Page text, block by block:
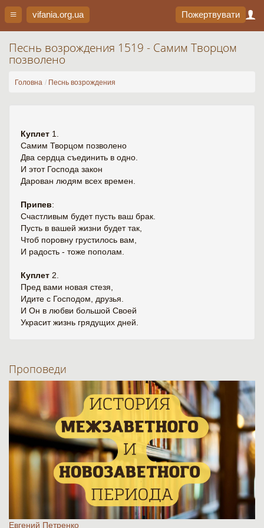
vifania.org.ua Пожертвувати
Песнь возрождения 1519 - Самим Творцом
позволено
Головна Песнь возрождения
Куплет 1.
Самим Творцом позволено
Два сердца съединить в одно.
И этот Господа закон
Дарован людям всех времен.
Припев:
Счастливым будет пусть ваш брак.
Пусть в вашей жизни будет так,
Чтоб поровну грустилось вам,
И радость - тоже пополам.
Куплет 2.
Пред вами новая стезя,
Идите с Господом, друзья.
И Он в любви большой Своей
Украсит жизнь грядущих дней.
Проповеди
Евгений Петренко